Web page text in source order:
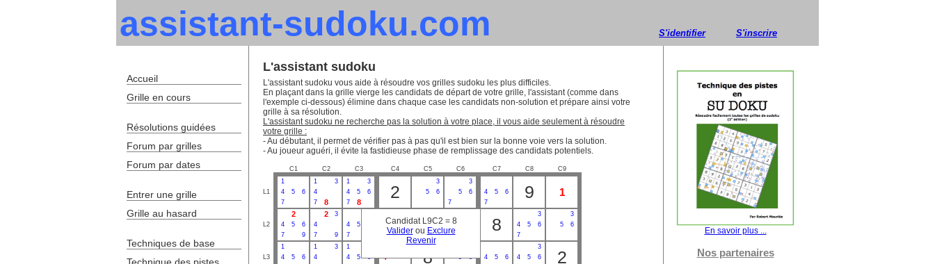
S'identifier S'inscrire
assistant-sudoku.com
Candidat L9C2 = 8
Validerou Exclure
Revenir
L'assistant sudoku
L'assistant sudoku vous aide à résoudre vos grilles sudoku les plus difficiles.
En plaçant dans la grille vierge les candidats de départ de votre grille, l'assistant (comme dans
l'exemple ci-dessous) élimine dans chaque case les candidats non-solution et prépare ainsi votre
grille à sa résolution.
L'assistant sudoku ne recherche pas la solution à votre place, il vous aide seulement à résoudre
votre grille :
- Au débutant, il permet de vérifier pas à pas qu'il est bien sur la bonne voie vers la solution.
- Au joueur aguéri, il évite la fastidieuse phase de remplissage des candidats potentiels.
C1 C2 C3 C4 C5 C6 C7 C8 C9
L1
1
4
5
6
7
1
3
4
7
8
1
3
4
5
6
7
8
2
3
5
6
3
5
6
7
4 5
6
7
9 1
L2
2
4 5
6
7
9
2
3
4
7
9
4
5
7
4
9
5
6
9
1 8
3
4
5
6
7
3
5
6
L3
1
4
5
6
1
3
4
1
4
5
6
3
4 8
5
6
4 5
6
3
4
5
6
2
Accueil
Grille en cours
Résolutions guidées
Forum par grilles
Forum par dates
Entrer une grille
Grille au hasard
Techniques de base
En savoir plus ...
Nos partenaires